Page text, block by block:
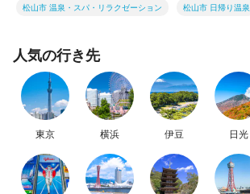
松山市 温泉・スパ・リラクゼーション 松山市 日帰り温泉
人気の行き先
東京 横浜 伊豆 日光